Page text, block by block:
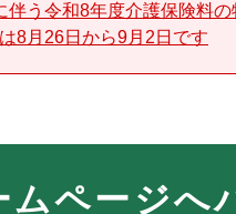
伴う令和8年度介護保険料
8月26日から9月2日です
ムページへ